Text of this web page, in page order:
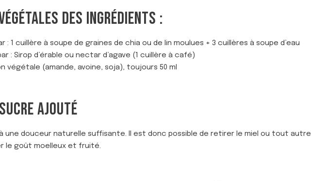
DES INGRÉDIENTS :
: 1 cuillère à soupe de graines de chia ou de lin moulues + 3 cuillères à soupe d’eau
: Sirop d’érable ou nectar d’agave (1 cuillère à café)
végétale (amande, avoine, soja), toujours 50 ml
AJOUTÉ
une douceur naturelle suffisante. Il est donc possible de retirer le miel ou tout autre
le goût moelleux et fruité.